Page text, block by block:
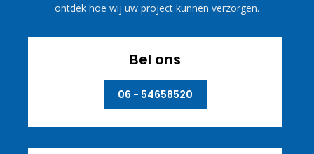
ontdek hoe wij uw project kunnen verzorgen.
Bel ons
06 - 54658520